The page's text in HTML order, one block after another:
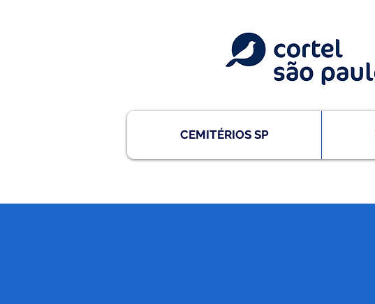
CEMITÉRIOS SP